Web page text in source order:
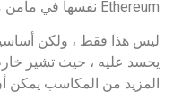
Ethereum نفسها في مأمن من أي حملة تنظيمية.
يحسد عليه ، حيث تشير
المزيد من المكاسب يمكن